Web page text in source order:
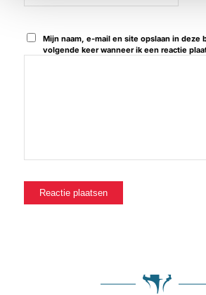
Mijn naam, e-mail en site opslaan in deze
volgende keer wanneer ik een reactie